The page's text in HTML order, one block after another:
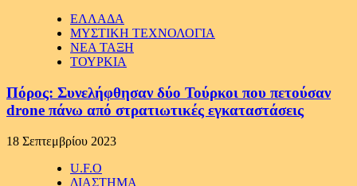
ΕΛΛΑΔΑ
ΜΥΣΤΙΚΗ ΤΕΧΝΟΛΟΓΙΑ
ΝΕΑ ΤΑΞΗ
ΤΟΥΡΚΙΑ
Πόρος: Συνελήφθησαν δύο Τούρκοι που πετούσαν
drone πάνω από στρατιωτικές εγκαταστάσεις
18 Σεπτεμβρίου 2023
U.F.O
ΔΙΑΣΤΗΜΑ